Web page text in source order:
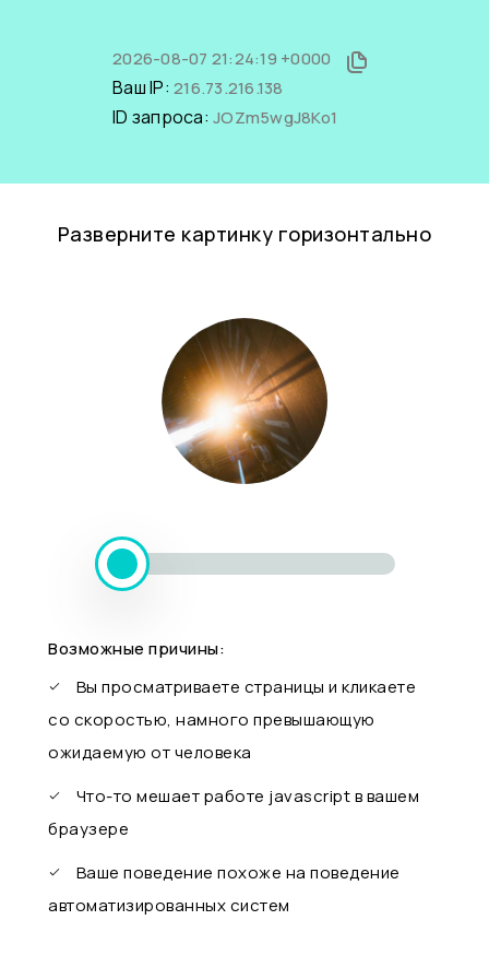
2026-08-07 21:24:19 +0000
Ваш IP: 216.73.216.138
ID запроса: JOZm5wgJ8Ko1
Разверните картинку горизонтально
Возможные причины:
Вы просматриваете страницы и кликаете
со скоростью, намного превышающую
ожидаемую от человека
Что-то мешает работе javascript в вашем
браузере
Ваше поведение похоже на поведение
автоматизированных систем